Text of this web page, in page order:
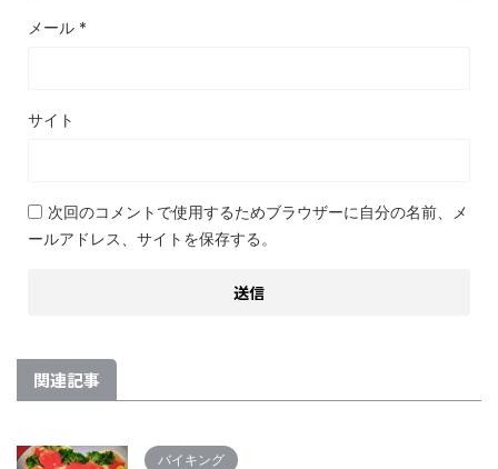
メール *
サイト
次回のコメントで使用するためブラウザーに自分の名前、メ
ールアドレス、サイトを保存する。
関連記事
バイキング